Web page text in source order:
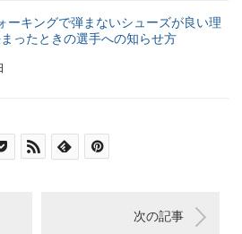
キングで弾まないシューズが良い理
ったときの選手への知らせ方
次の記事